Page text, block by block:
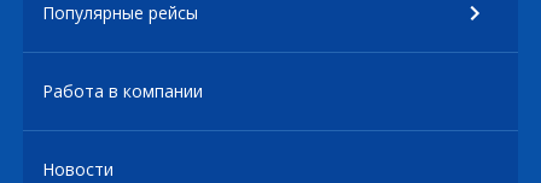
Популярные рейсы
Работа в компании
Новости